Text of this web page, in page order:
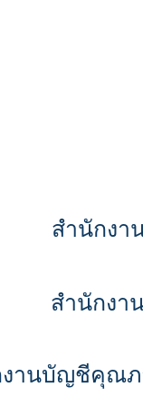
สำนักงา
สำนักงา
านบัญชีคุณภ